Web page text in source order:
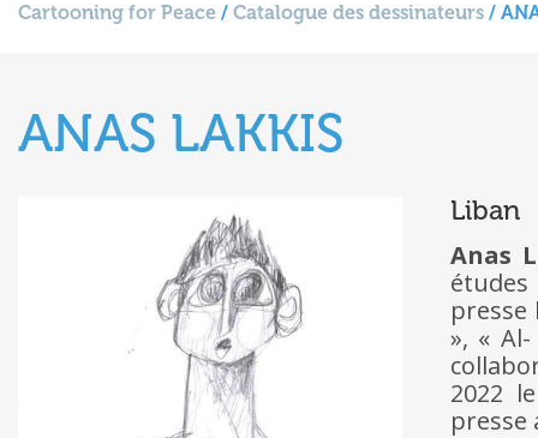
Cartooning for Peace / Catalogue des dessinateurs /
ANAS LAKKIS
Liban
Anas
études
presse
», «
2022
presse